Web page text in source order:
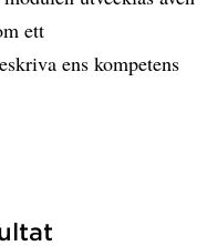
ett
ens kompetens